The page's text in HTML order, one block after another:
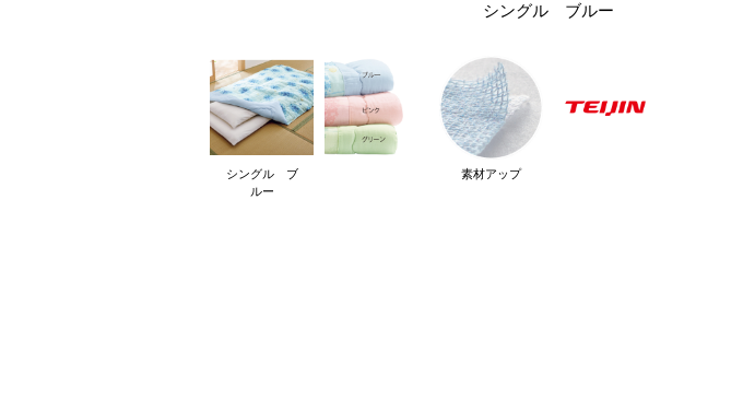
シングル ブルー
シングル ブ
ルー
素材アップ